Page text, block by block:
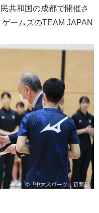
共和国の成都で開催さ
ームズのTEAM JAPAN